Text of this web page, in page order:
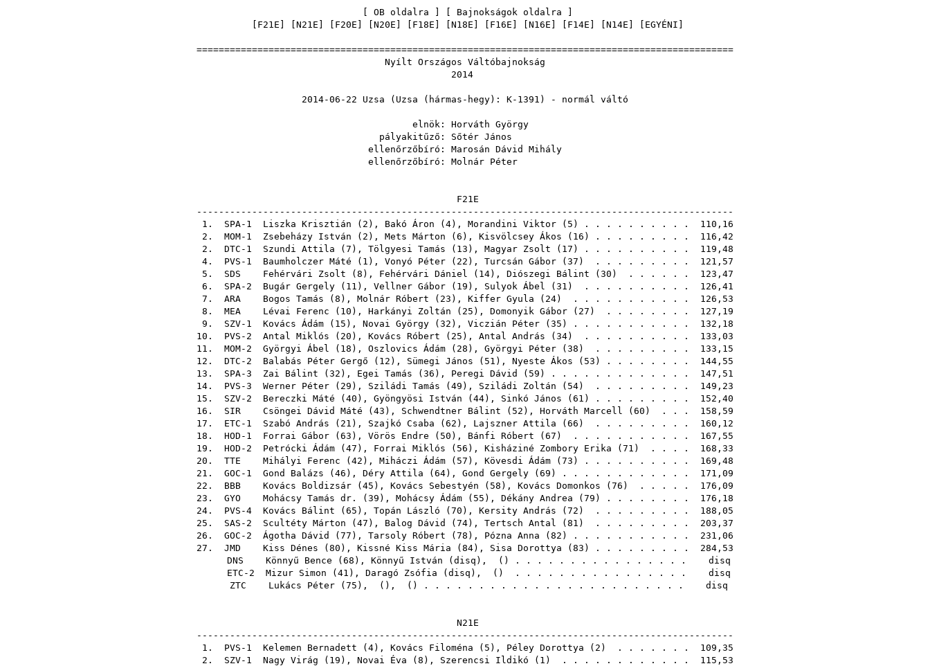
OB oldalra Bajnokságok oldalra
F21E N21E F20E N20E F18E N18E F16E N16E F14E N14E EGYÉNI
=================================================================================================
Nyílt Országos Váltóbajnokság
2014
2014-06-22 Uzsa (Uzsa (hármas-hegy): K-1391) - normál váltó
elnök: Horváth György
pályakitűző: Sőtér János
ellenőrzőbíró: Marosán Dávid Mihály
ellenőrzőbíró: Molnár Péter
F21E
-------------------------------------------------------------------------------------------------
1. SPA-1 Liszka Krisztián ( 2 ), Bakó Áron ( 4), Morandini Viktor ( 5 ) . . . . . . . . . . 110,16
2. MOM-1 Zsebeházy István ( 2 ), Mets Márton ( 6 ), Kisvölcsey Ákos ( 16 ) . . . . . . . . . 116,42
2. DTC-1 Szundi Attila ( 7 ), Tölgyesi Tamás ( 13 ), Magyar Zsolt ( 17 ) . . . . . . . . . . 119,48
4. PVS-1 Baumholczer Máté ( 1 ), Vonyó Péter ( 22 ), Turcsán Gábor ( 37 ) . . . . . . . . . 121,57
5. SDS Fehérvári Zsolt ( 8 ), Fehérvári Dániel ( 14), Diószegi Bálint ( 30 ) . . . . . . 123,47
6. SPA-2 Bugár Gergely ( 11 ), Vellner Gábor ( 19 ), Sulyok Ábel ( 31 ) . . . . . . . . . . 126,41
7. ARA Bogos Tamás ( 8 ), Molnár Róbert ( 23 ), Kiffer Gyula ( 24) . . . . . . . . . . . 126,53
8. MEA Lévai Ferenc ( 10 ), Harkányi Zoltán ( 25 ), Domonyik Gábor ( 27 ) . . . . . . . . 127,19
9. SZV-1 Kovács Ádám ( 15 ), Novai György ( 32 ), Viczián Péter ( 35 ) . . . . . . . . . . . 132,18
10. PVS-2 Antal Miklós ( 20 ), Kovács Róbert ( 25 ), Antal András ( 34) . . . . . . . . . . 133,03
11. MOM-2 Györgyi Ábel ( 18 ), Oszlovics Ádám ( 28 ), Györgyi Péter ( 38 ) . . . . . . . . . 133,15
12. DTC-2 Balabás Péter Gergő ( 12 ), Sümegi János ( 51 ), Nyeste Ákos ( 53 ) . . . . . . . . 144,55
13. SPA-3 Zai Bálint ( 32 ), Egei Tamás ( 36 ), Peregi Dávid ( 59 ) . . . . . . . . . . . . . 147,51
14. PVS-3 Werner Péter ( 29 ), Sziládi Tamás ( 49 ), Sziládi Zoltán ( 54) . . . . . . . . . 149,23
15. SZV-2 Bereczki Máté ( 40 ), Gyöngyösi István ( 44), Sinkó János ( 61 ) . . . . . . . . . 152,40
16. SIR Csöngei Dávid Máté ( 43 ), Schwendtner Bálint ( 52 ), Horváth Marcell ( 60 ) . . . 158,59
17. ETC-1 Szabó András ( 21 ), Szajkó Csaba ( 62 ), Lajszner Attila ( 66 ) . . . . . . . . . 160,12
18. HOD-1 Forrai Gábor ( 63 ), Vörös Endre ( 50 ), Bánfi Róbert ( 67 ) . . . . . . . . . . . 167,55
19. HOD-2 Petrócki Ádám ( 47 ), Forrai Miklós ( 56 ), Kisháziné Zombory Erika ( 71 ) . . . . 168,33
20. TTE Mihályi Ferenc ( 42 ), Miháczi Ádám ( 57 ), Kövesdi Ádám ( 73 ) . . . . . . . . . . 169,48
21. GOC-1 Gond Balázs ( 46 ), Déry Attila ( 64), Gond Gergely ( 69 ) . . . . . . . . . . . . 171,09
22. BBB Kovács Boldizsár ( 45 ), Kovács Sebestyén ( 58 ), Kovács Domonkos ( 76 ) . . . . . 176,09
23. GYO Mohácsy Tamás dr. ( 39 ), Mohácsy Ádám ( 55 ), Dékány Andrea ( 79 ) . . . . . . . . 176,18
24. PVS-4 Kovács Bálint ( 65 ), Topán László ( 70 ), Kersity András ( 72 ) . . . . . . . . . 188,05
25. SAS-2 Scultéty Márton ( 47 ), Balog Dávid ( 74), Tertsch Antal ( 81 ) . . . . . . . . . 203,37
26. GOC-2 Ágotha Dávid ( 77 ), Tarsoly Róbert ( 78 ), Pózna Anna ( 82 ) . . . . . . . . . . . 231,06
27. JMD Kiss Dénes ( 80 ), Kissné Kiss Mária ( 84), Sisa Dorottya ( 83 ) . . . . . . . . . 284,53
DNS
Könnyű Bence ( 68 ), Könnyű István ( disq ),
() . . . . . . . . . . . . . . . . disq
ETC-2 Mizur Simon ( 41 ), Daragó Zsófia ( disq ),
() . . . . . . . . . . . . . . . . disq
ZTC
Lukács Péter ( 75 ), (), () . . . . . . . . . . . . . . . . . . . . . . . . disq
N21E
-------------------------------------------------------------------------------------------------
1. PVS-1 Kelemen Bernadett ( 4), Kovács Filoména ( 5 ), Péley Dorottya ( 2 ) . . . . . . . 109,35
2. SZV-1 Nagy Virág ( 19 ), Novai Éva ( 8 ), Szerencsi Ildikó ( 1 ) . . . . . . . . . . . . 115,53